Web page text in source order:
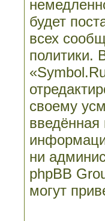
будет
всех
политики.
своему
ни
phpBB
могут